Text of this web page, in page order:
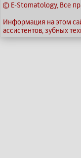
© E-Stomatology, Все
Информация на этом
ассистентов, зубных